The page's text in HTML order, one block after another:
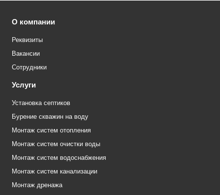
О компании
Реквизиты
Вакансии
Сотрудники
Услуги
Установка септиков
Бурение скважин на воду
Монтаж систем отопления
Монтаж систем очистки воды
Монтаж систем водоснабжения
Монтаж систем канализации
Монтаж дренажа